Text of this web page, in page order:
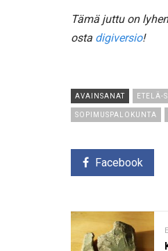
Tämä juttu on
osta digiversio!
AVAINSANAT ETELÄ-
SOPIMUSPALOKUNTA
Facebook